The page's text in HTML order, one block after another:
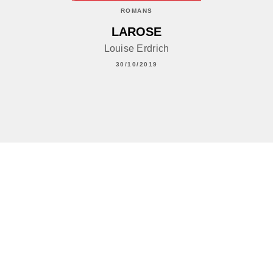
ROMANS
LAROSE
Louise Erdrich
30/10/2019